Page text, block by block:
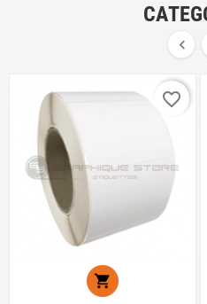


favorite_border